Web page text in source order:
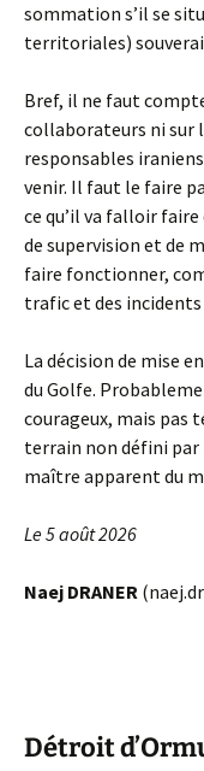
sommation s’il se
territoriales)
Bref, il ne faut
collaborateurs ni sur
responsables
venir. Il faut le faire
ce qu’il va falloir faire
de supervision et de
faire fonctionner,
trafic et des
La décision de mise
du Golfe.
courageux, mais pas
terrain non défini par
maître apparent du
Le 5 août 2026
Naej DRANER
Détroit